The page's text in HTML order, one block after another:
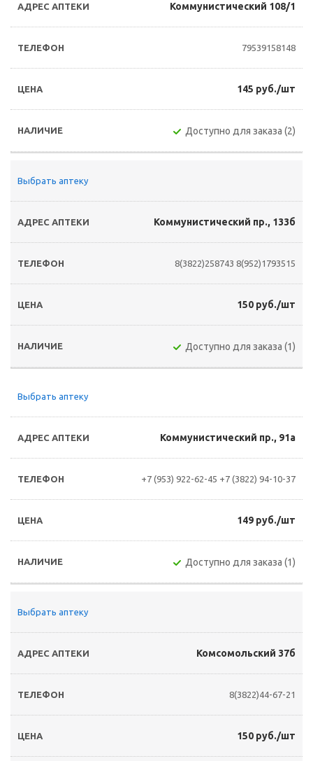
Коммунистический 108/1
79539158148
145 руб./шт
Доступно для заказа (2)
Выбрать аптеку
Коммунистический пр., 133б
8(3822)258743 8(952)1793515
150 руб./шт
Доступно для заказа (1)
Выбрать аптеку
Коммунистический пр., 91а
+7 (953) 922-62-45 +7 (3822) 94-10-37
149 руб./шт
Доступно для заказа (1)
Выбрать аптеку
Комсомольский 37б
8(3822)44-67-21
150 руб./шт